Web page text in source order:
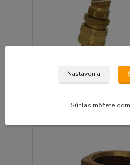
10,15 €
Pridať do
Nastavenia
Súhlas môžete